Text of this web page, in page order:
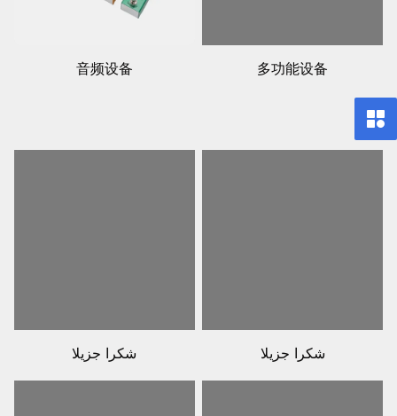
音频设备 多功能设备
شكرا جزيلا شكرا جزيلا